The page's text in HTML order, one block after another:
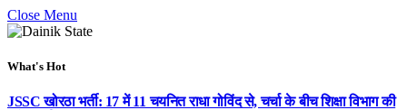
Close Menu
What's Hot
JSSC खोरठा भर्ती: 17 में 11 चयनित राधा गोविंद से, चर्चा के बीच शिक्षा विभाग की